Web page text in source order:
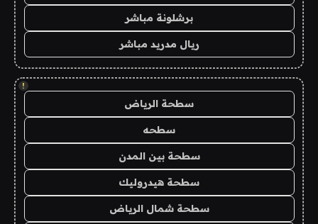
برشلونة مباشر
ريال مدريد مباشر
!
سطحة الرياض
سطحه
سطحة بين المدن
سطحة هيدروليك
سطحة شمال الرياض